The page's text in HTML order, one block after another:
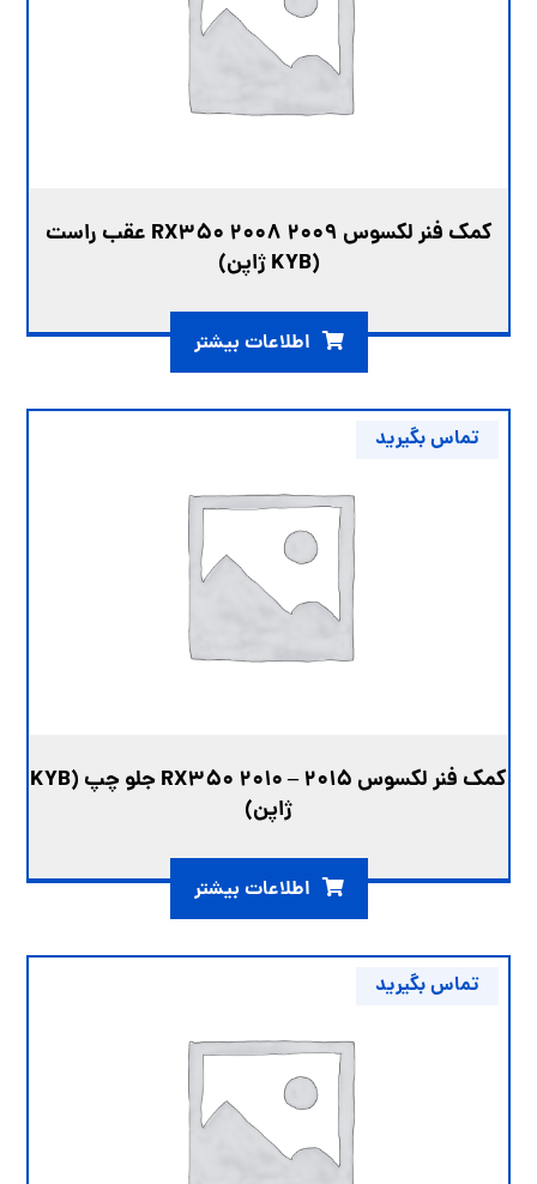
کمک فنر لکسوس RX350 2008 2009 عقب راست
(KYB ژاپن)
اطلاعات بیشتر
کمک فنر لکسوس RX350 2010 – 2015 جلو چپ (KYB
ژاپن)
تماس بگیرید
اطلاعات بیشتر
تماس بگیرید